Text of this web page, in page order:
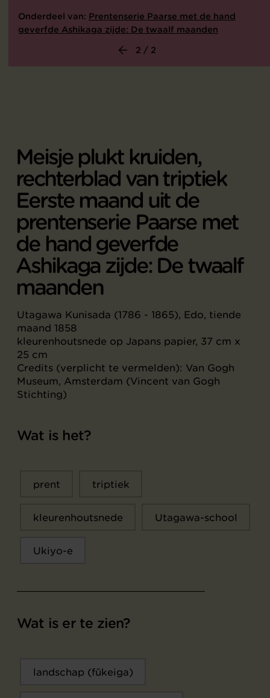
Onderdeel van: Prentenserie Paarse met de hand
geverfde Ashikaga zijde: De twaalf maanden
2 / 2
Meisje plukt kruiden,
rechterblad van triptiek
Eerste maand uit de
prentenserie Paarse met
de hand geverfde
Ashikaga zijde: De twaalf
maanden
Utagawa Kunisada (1786 - 1865), Edo, tiende
maand 1858
kleurenhoutsnede op Japans papier, 37 cm x
25 cm
Credits (verplicht te vermelden): Van Gogh
Museum, Amsterdam (Vincent van Gogh
Stichting)
Wat is het?
prent triptiek
kleurenhoutsnede Utagawa-school
Ukiyo-e
Wat is er te zien?
landschap (fūkeiga)